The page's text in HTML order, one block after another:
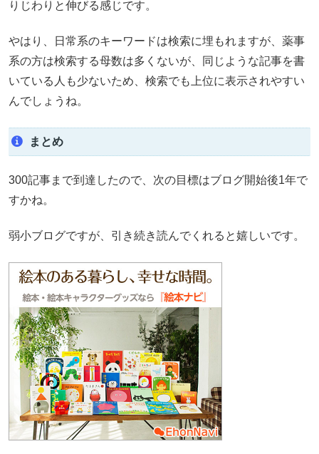
りじわりと伸びる感じです。
やはり、日常系のキーワードは検索に埋もれますが、薬事
系の方は検索する母数は多くないが、同じような記事を書
いている人も少ないため、検索でも上位に表示されやすい
んでしょうね。
まとめ
300記事まで到達したので、次の目標はブログ開始後1年で
すかね。
弱小ブログですが、引き続き読んでくれると嬉しいです。